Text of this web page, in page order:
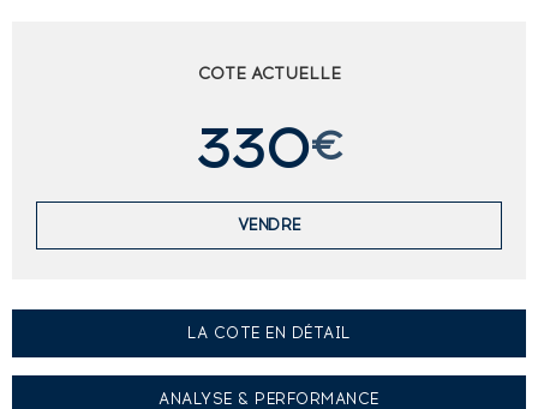
COTE ACTUELLE
330€
VENDRE
LA COTE EN DÉTAIL
ANALYSE & PERFORMANCE